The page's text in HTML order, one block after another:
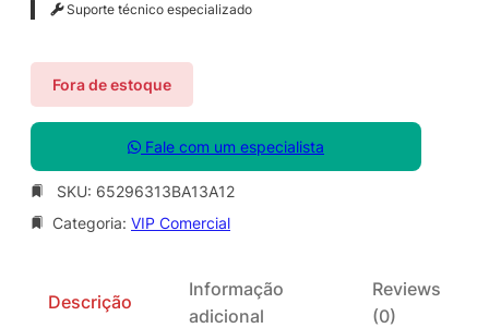
Suporte técnico especializado
Fora de estoque
Fale com um especialista
SKU: 65296313BA13A12
Categoria: VIP Comercial
Descrição
Informação
adicional
Reviews
(0)